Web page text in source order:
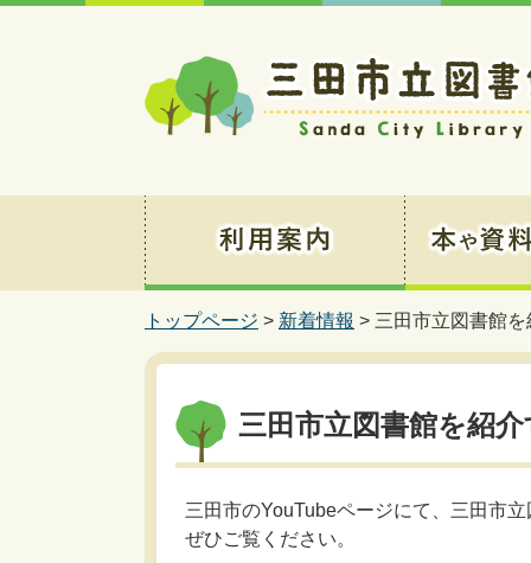
トップページ > 新着情報 > 三田市立図書館
三田市立図書館を紹
三田市のYouTubeページにて、三田市
ぜひご覧ください。